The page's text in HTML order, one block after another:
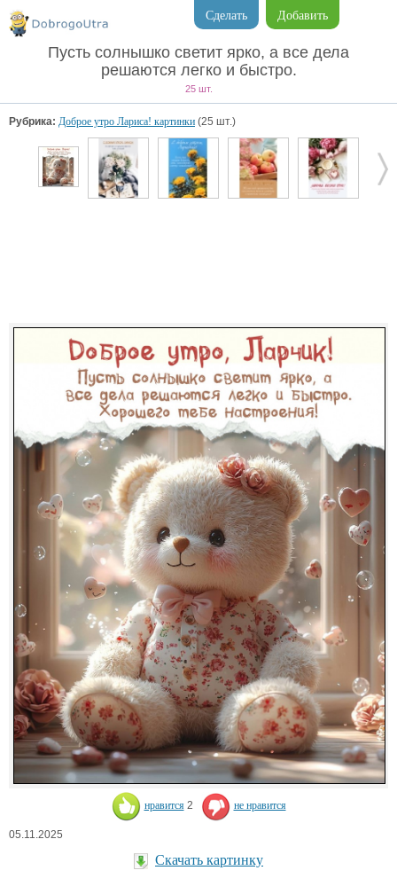
Добавить
Сделать
Пусть солнышко светит ярко, а все дела
решаются легко и быстро.
25 шт.
Рубрика: Доброе утро Лариса! картинки (25 шт.)
нравится 2 не нравится
05.11.2025
Скачать картинку